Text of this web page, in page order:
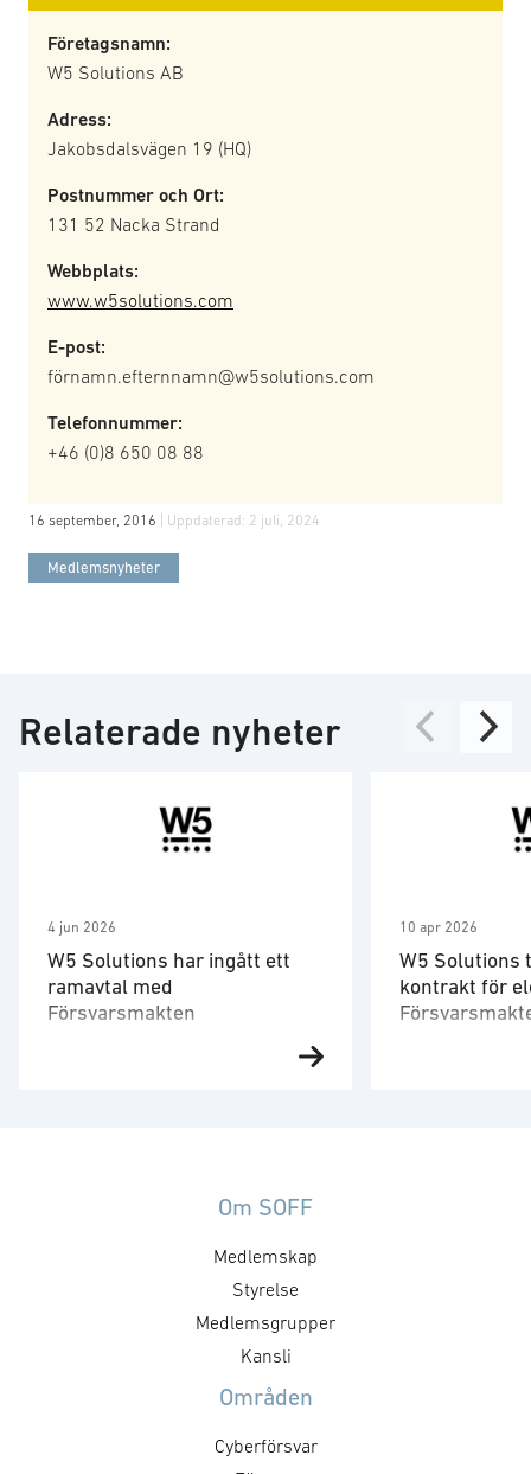
Företagsnamn:
W5 Solutions AB
Adress:
Jakobsdalsvägen 19 (HQ)
Postnummer och Ort:
131 52 Nacka Strand
Webbplats:
www.w5solutions.com
E-post:
förnamn.efternnamn@w5solutions.com
Telefonnummer:
+46 (0)8 650 08 88
16 september, 2016 | Uppdaterad: 2 juli, 2024
Medlemsnyheter
Relaterade nyheter
4 jun 2026
W5 Solutions har ingått ett
ramavtal med
Försvarsmakten
ramavtalstiden inklusive
omfattar service, support och
reservdelar, inklusive leverans av
kompletterande utrustning för
finns möjlighet till förlängning
10 apr 2026
W5 Solutions
kontrakt för
Om SOFF
Medlemskap
Styrelse
Medlemsgrupper
Kansli
Områden
Cyberförsvar